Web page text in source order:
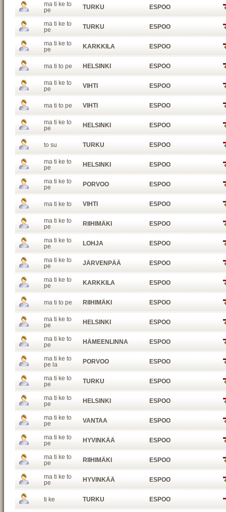
ma ti ke to
pe
TURKU ESPOO
ma ti ke to
pe
TURKU ESPOO
ma ti ke to
pe
KARKKILA ESPOO
ma ti to pe HELSINKI ESPOO
ma ti ke to
pe
VIHTI ESPOO
ma ti to pe VIHTI ESPOO
ma ti ke to
pe
HELSINKI ESPOO
to su TURKU ESPOO
ma ti ke to
pe
HELSINKI ESPOO
ma ti ke to
pe
PORVOO ESPOO
ma ti ke to VIHTI ESPOO
ma ti ke to
pe
RIIHIMÄKI ESPOO
ma ti ke to
pe
LOHJA ESPOO
ma ti ke to
pe
JÄRVENPÄÄ ESPOO
ma ti ke to
pe
KARKKILA ESPOO
ma ti to pe RIIHIMÄKI ESPOO
ma ti ke to
pe
HELSINKI ESPOO
ma ti ke to
pe
HÄMEENLINNA ESPOO
ma ti ke to
pe la
PORVOO ESPOO
ma ti ke to
pe
TURKU ESPOO
ma ti ke to
pe
HELSINKI ESPOO
ma ti ke to
pe
VANTAA ESPOO
ma ti ke to
pe
HYVINKÄÄ ESPOO
ma ti ke to
pe
RIIHIMÄKI ESPOO
ma ti ke to
pe
HYVINKÄÄ ESPOO
ti ke TURKU ESPOO